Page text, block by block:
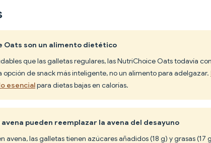
Oats son un alimento dietético
que las galletas regulares, las NutriChoice Oats todavía
opción de snack más inteligente, no un alimento para adelgazar.
esencialpara dietas bajas en calorías.
avena pueden reemplazar la avena del desayuno
avena, las galletas tienen azúcares añadidos (18 g) y grasas (17